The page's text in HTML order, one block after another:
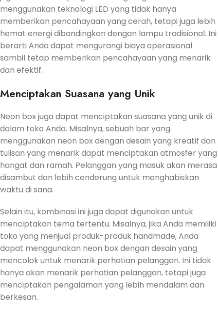
menggunakan teknologi LED yang tidak hanya
memberikan pencahayaan yang cerah, tetapi juga lebih
hemat energi dibandingkan dengan lampu tradisional. Ini
berarti Anda dapat mengurangi biaya operasional
sambil tetap memberikan pencahayaan yang menarik
dan efektif.
Menciptakan Suasana yang Unik
Neon box juga dapat menciptakan suasana yang unik di
dalam toko Anda. Misalnya, sebuah bar yang
menggunakan neon box dengan desain yang kreatif dan
tulisan yang menarik dapat menciptakan atmosfer yang
hangat dan ramah. Pelanggan yang masuk akan merasa
disambut dan lebih cenderung untuk menghabiskan
waktu di sana.
Selain itu, kombinasi ini juga dapat digunakan untuk
menciptakan tema tertentu. Misalnya, jika Anda memiliki
toko yang menjual produk-produk handmade, Anda
dapat menggunakan neon box dengan desain yang
mencolok untuk menarik perhatian pelanggan. Ini tidak
hanya akan menarik perhatian pelanggan, tetapi juga
menciptakan pengalaman yang lebih mendalam dan
berkesan.